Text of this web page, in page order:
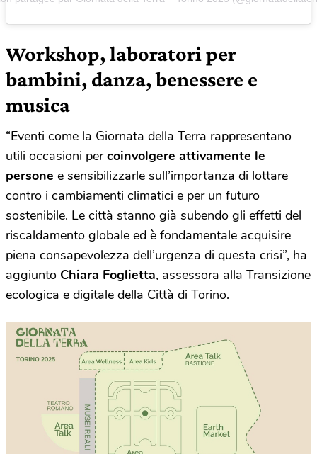
Workshop, laboratori per
bambini, danza, benessere e
musica
“Eventi come la Giornata della Terra rappresentano
utili occasioni percoinvolgere attivamente le
persone e sensibilizzarle sull’importanza di lottare
contro i cambiamenti climatici e per un futuro
sostenibile. Le città stanno già subendo gli effetti del
riscaldamento globale ed è fondamentale acquisire
piena consapevolezza dell’urgenza di questa crisi”, ha
aggiunto Chiara Foglietta, assessora alla Transizione
ecologica e digitale della Città di Torino.